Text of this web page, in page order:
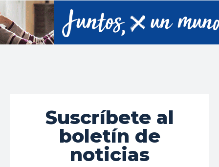
Suscríbete al
boletín de
noticias